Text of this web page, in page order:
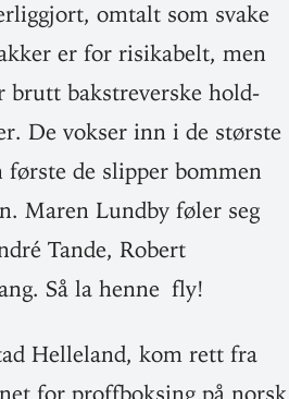
omtalt som svake
er for risi­kabelt, men
brutt bak­stre­verske hold­
De vokser inn i de største
de slipper bommen
Maren Lundby føler seg
Tande, Robert
Så la henne fly!
Helleland, kom rett fra